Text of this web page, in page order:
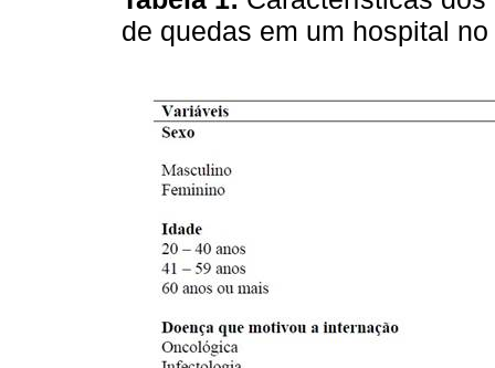
de quedas em um hospital